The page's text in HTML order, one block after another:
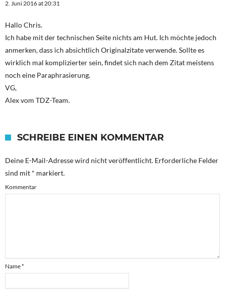
2. Juni 2016 at 20:31
Hallo Chris.
Ich habe mit der technischen Seite nichts am Hut. Ich möchte jedoch
anmerken, dass ich absichtlich Originalzitate verwende. Sollte es
wirklich mal komplizierter sein, findet sich nach dem Zitat meistens
noch eine Paraphrasierung.
VG,
Alex vom TDZ-Team.
SCHREIBE EINEN KOMMENTAR
Deine E-Mail-Adresse wird nicht veröffentlicht. Erforderliche Felder
sind mit * markiert.
Kommentar
Name*